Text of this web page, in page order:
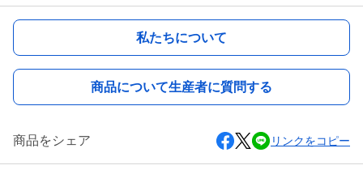
私たちについて
商品について生産者に質問する
商品をシェア リンクをコピー